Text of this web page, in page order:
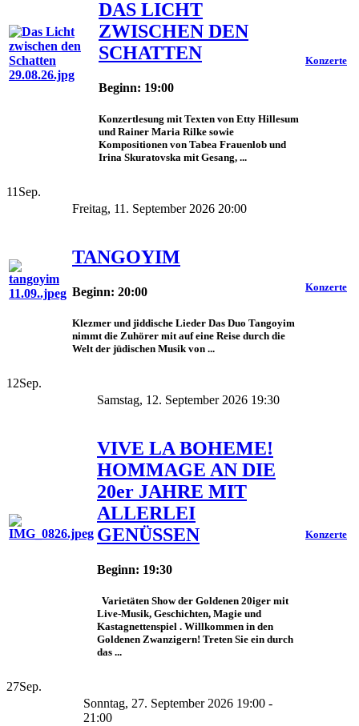
DAS LICHT
ZWISCHEN DEN
SCHATTEN
Beginn: 19:00
Konzertlesung mit Texten von Etty Hillesum
und Rainer Maria Rilke sowie
Kompositionen von Tabea Frauenlob und
Irina Skuratovska mit Gesang, ...
Konzerte
11 Sep.
Freitag, 11. September 2026 20:00
TANGOYIM
Beginn: 20:00
Klezmer und jiddische Lieder Das Duo Tangoyim
nimmt die Zuhörer mit auf eine Reise durch die
Welt der jüdischen Musik von ...
Konzerte
12Sep.
Samstag, 12. September 2026 19:30
VIVE LA BOHEME!
HOMMAGE AN DIE
20er JAHRE MIT
ALLERLEI
GENÜSSEN
Beginn: 19:30
Varietäten Show der Goldenen 20iger mit
Live-Musik, Geschichten, Magie und
Kastagnettenspiel . Willkommen in den
Goldenen Zwanzigern! Treten Sie ein durch
das ...
Konzerte
27Sep.
Sonntag, 27. September 2026 19:00 -
21:00